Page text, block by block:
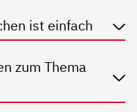
ist einfach
zum Thema